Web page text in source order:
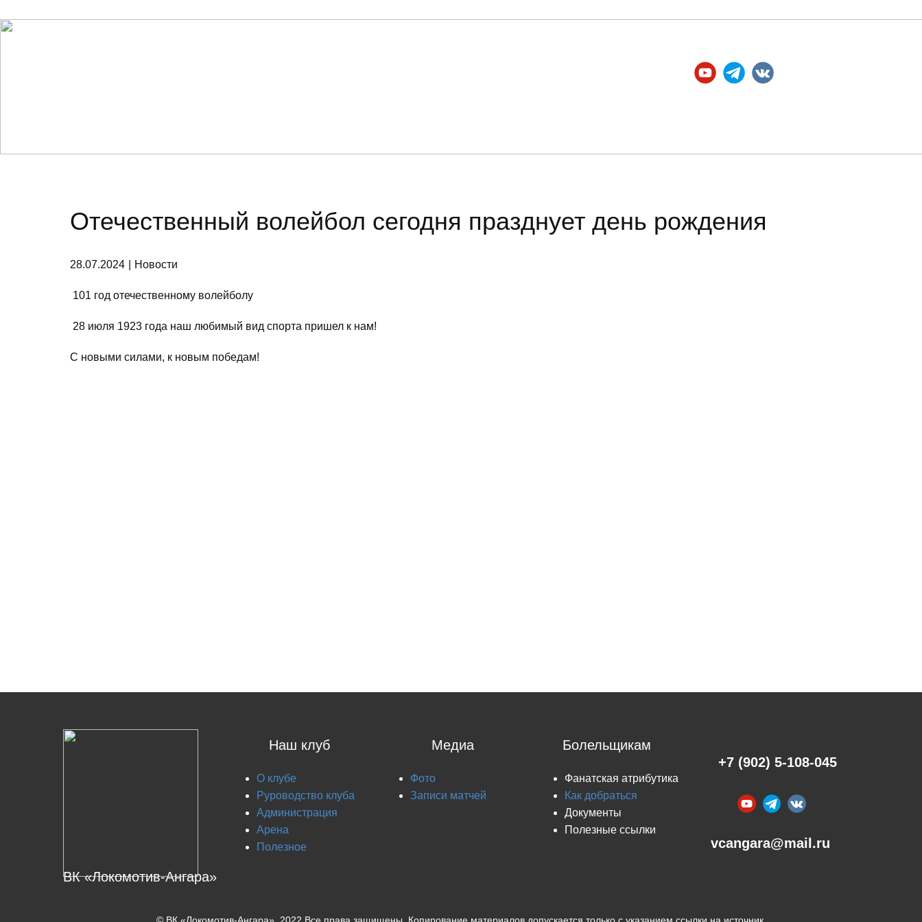
Отечественный волейбол сегодня празднует день рождения
28.07.2024 Новости
101 год отечественному волейболу
28 июля 1923 года наш любимый вид спорта пришел к нам!
С новыми силами, к новым победам!
ВК «Локомотив-Ангара»
Наш клуб
О клубе
Руроводство клуба
Администрация
Арена
Полезное
Медиа
Фото
Записи матчей
Болельщикам
Фанатская атрибутика
Как добраться
Документы
Полезные ссылки
+7 (902) 5-108-045
​vcangara@mail.ru